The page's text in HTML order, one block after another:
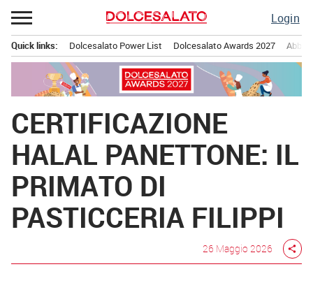
Passa
al
contenuto
Login
principale
Quick links: Dolcesalato Power List Dolcesalato Awards 2027
CERTIFICAZIONE
HALAL PANETTONE: IL
PRIMATO DI
PASTICCERIA FILIPPI
26 Maggio 2026 share